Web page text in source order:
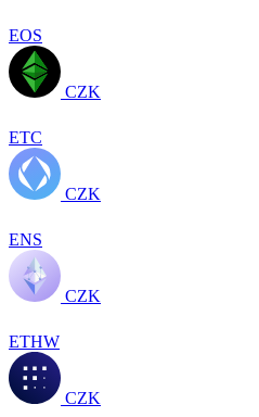
EOS
CZK
ETC
CZK
ENS
CZK
ETHW
CZK